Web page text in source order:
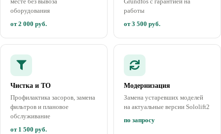
оборудования
от 2 000 руб.
работы
от 3 500 руб.
Чистка и ТО
Профилактика засоров, замена
фильтров и плановое
обслуживание
от 1 500 руб.
Модернизация
Замена устаревших моделей
на актуальные версии Sololift2
по запросу